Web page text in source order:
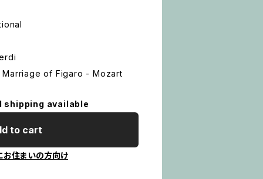
of Figaro - Mozart
shipping available
to cart
お住まいの方向け